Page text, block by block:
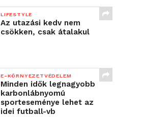
LIFESTYLE
Az utazási kedv nem
csökken, csak átalakul
E-KÖRNYEZETVÉDELEM
Minden idők legnagyobb
karbonlábnyomú
sporteseménye lehet az
idei futball-vb